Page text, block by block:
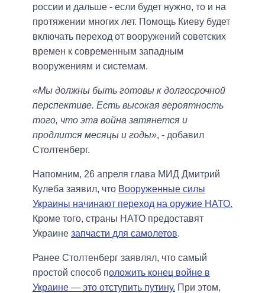
россии и дальше - если будет нужно, то и на
протяжении многих лет. Помощь Киеву будет
включать переход от вооружений советских
времен к современным западным
вооружениям и системам.
«Мы должны быть готовы к долгосрочной
перспективе. Есть высокая вероятность
того, что эта война затянется и
продлится месяцы и годы», - добавил
Столтенберг.
Напомним, 26 апреля глава МИД Дмитрий
Кулеба заявил, что Вооруженные силы
Украины начинают переход на оружие НАТО.
Кроме того, страны НАТО предоставят
Украине запчасти для самолетов.
Ранее Столтенберг заявлял, что самый
простой способ положить конец войне в
Украине — это отступить путину. При этом,